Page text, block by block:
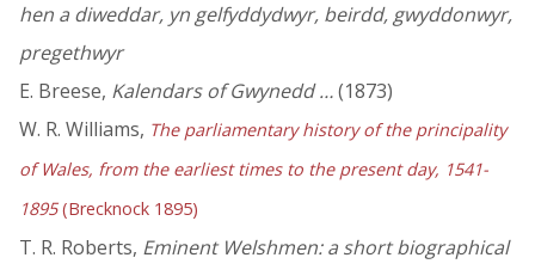
hen a diweddar, yn gelfyddydwyr, beirdd, gwyddonwyr,
pregethwyr
E. Breese, Kalendars of Gwynedd …(1873)
W. R. Williams, The parliamentary history of the principality
of Wales, from the earliest times to the present day, 1541-
1895(Brecknock 1895)
T. R. Roberts, Eminent Welshmen: a short biographical